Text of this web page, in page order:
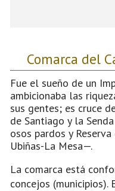
Comarca del
Fue el sueño de un
ambicionaba las
sus gentes; es cruce
de Santiago y la
osos pardos y
Ubiñas-La Mesa—.
La comarca está
concejos (municipios).